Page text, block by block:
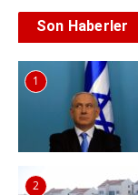
Son Haberler
1
2